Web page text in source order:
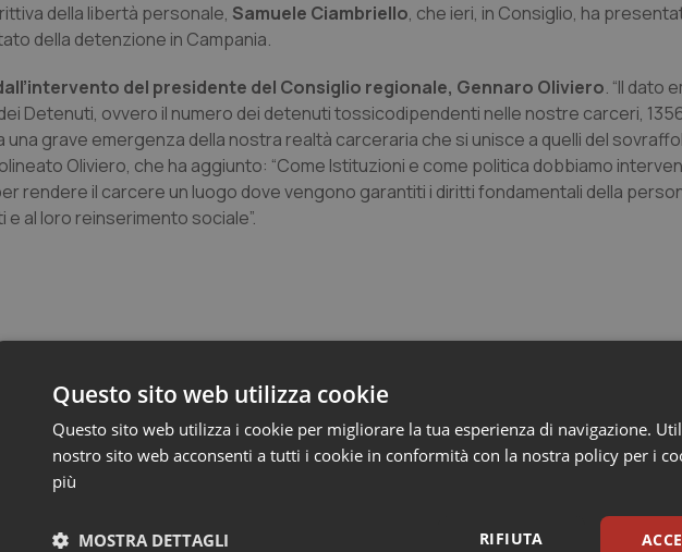
della libertà personale, Samuele Ciambriello, che ieri, in Consiglio, ha
della detenzione in Campania.
del presidente del Consiglio regionale, Gennaro Oliviero. “Il dato
Detenuti, ovvero il numero dei detenuti tossicodipendenti nelle nostre carceri,
grave emergenza della nostra realtà carceraria che si unisce a quelli del
Oliviero, che ha aggiunto: “Come Istituzioni e come politica dobbiamo
rendere il carcere un luogo dove vengono garantiti i diritti fondamentali della
al loro reinserimento sociale”.
in Campania
la ricerca in Emilia-Romagna: nel 2025 condotti 1.530
più alto degli ultimi cinque anni
Questo sito web utilizza cookie
Questo sito web utilizza i cookie per migliorare la tua esperienza di navigazione.
nostro sito web acconsenti a tutti i cookie in conformità con la nostra policy per i
più
RIFIUTA
MOSTRA DETTAGLI